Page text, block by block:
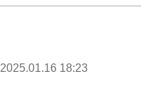
2025.01.16 18:23